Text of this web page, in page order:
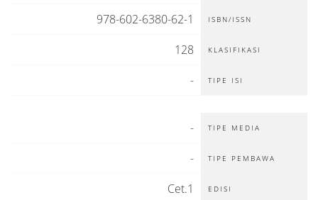
ISBN/ISSN
978-602-6380-62-1
KLASIFIKASI
128
TIPE ISI
-
TIPE MEDIA
-
TIPE PEMBAWA
-
EDISI
Cet.1